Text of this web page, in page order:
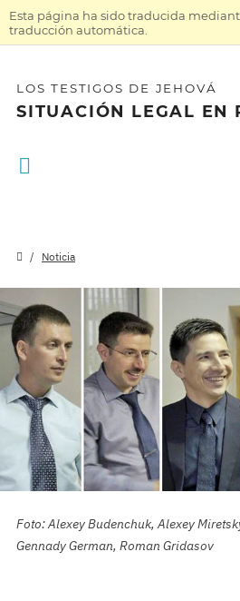
Esta página ha sido traducida
traducción automática.
LOS TESTIGOS DE JEHOVÁ
SITUACIÓN LEGAL EN
Noticia
Foto: Alexey Budenchuk, Alexey
Gennady German, Roman Gridasov